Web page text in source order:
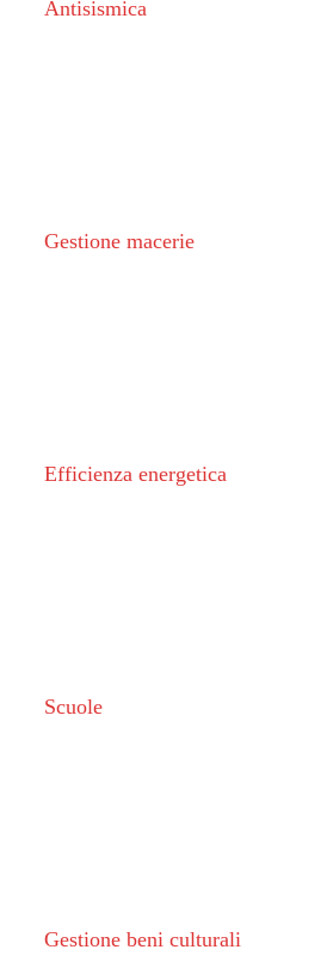
Antisismica
Gestione macerie
Efficienza energetica
Scuole
Gestione beni culturali